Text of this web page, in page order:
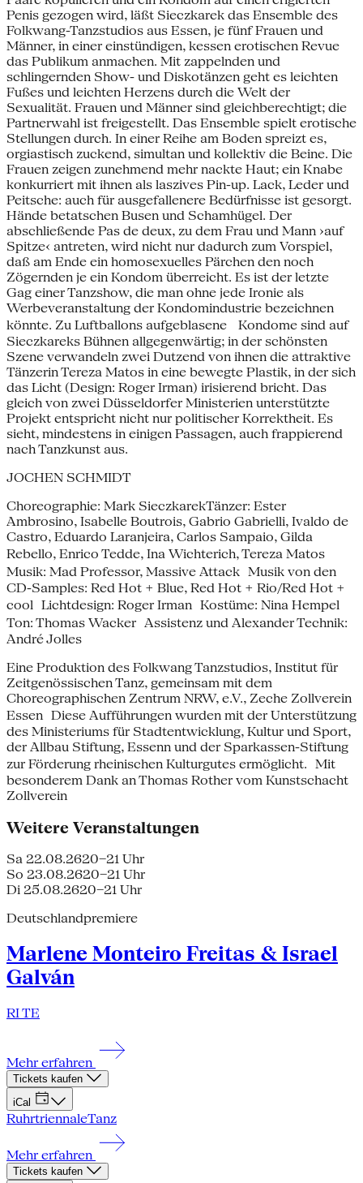
Penis gezogen wird, läßt Sieczkarek das Ensemble des
Folkwang-Tanzstudios aus Essen, je fünf Frauen und
Männer, in einer einstündigen, kessen erotischen Revue
das Publikum anmachen. Mit zappelnden und
schlingernden Show- und Diskotänzen geht es leichten
Fußes und leichten Herzens durch die Welt der
Sexualität. Frauen und Männer sind gleichberechtigt; die
Partnerwahl ist freigestellt. Das Ensemble spielt erotische
Stellungen durch. In einer Reihe am Boden spreizt es,
orgiastisch zuckend, simultan und kollektiv die Beine. Die
Frauen zeigen zunehmend mehr nackte Haut; ein Knabe
konkurriert mit ihnen als laszives Pin-up. Lack, Leder und
Peitsche: auch für ausgefallenere Bedürfnisse ist gesorgt.
Hände betatschen Busen und Schamhügel. Der
abschließende Pas de deux, zu dem Frau und Mann ›auf
Spitze‹ antreten, wird nicht nur dadurch zum Vorspiel,
daß am Ende ein homosexuelles Pärchen den noch
Zögernden je ein Kondom überreicht. Es ist der letzte
Gag einer Tanzshow, die man ohne jede Ironie als
Werbeveranstaltung der Kondomindustrie bezeichnen
könnte. Zu Luftballons aufgeblasene Kondome sind auf
Sieczkareks Bühnen allgegenwärtig; in der schönsten
Szene verwandeln zwei Dutzend von ihnen die attraktive
Tänzerin Tereza Matos in eine bewegte Plastik, in der sich
das Licht (Design: Roger Irman) irisierend bricht. Das
gleich von zwei Düsseldorfer Ministerien unterstützte
Projekt entspricht nicht nur politischer Korrektheit. Es
sieht, mindestens in einigen Passagen, auch frappierend
nach Tanzkunst aus.
JOCHEN SCHMIDT
Choreographie: Mark SieczkarekTänzer: Ester
Ambrosino, Isabelle Boutrois, Gabrio Gabrielli, Ivaldo de
Castro, Eduardo Laranjeira, Carlos Sampaio, Gilda
Rebello, Enrico Tedde, Ina Wichterich, Tereza Matos
Musik: Mad Professor, Massive Attack Musik von den
CD-Samples: Red Hot + Blue, Red Hot + Rio/Red Hot +
cool Lichtdesign: Roger Irman Kostüme: Nina Hempel
Ton: Thomas Wacker Assistenz und Alexander Technik:
André Jolles
Eine Produktion des Folkwang Tanzstudios, Institut für
Zeitgenössischen Tanz, gemeinsam mit dem
Choreographischen Zentrum NRW, e.V., Zeche Zollverein
Essen Diese Aufführungen wurden mit der Unterstützung
des Ministeriums für Stadtentwicklung, Kultur und Sport,
der Allbau Stiftung, Essenn und der Sparkassen-Stiftung
zur Förderung rheinischen Kulturgutes ermöglicht. Mit
besonderem Dank an Thomas Rother vom Kunstschacht
Zollverein
Weitere Veranstaltungen
Sa 22.08.2620–21 Uhr
So 23.08.2620–21 Uhr
Di 25.08.2620–21 Uhr
Deutschlandpremiere
Marlene Monteiro Freitas & Israel
Galván
RI TE
Mehr erfahren
Tickets kaufen
iCal
RuhrtriennaleTanz
Mehr erfahren
Tickets kaufen